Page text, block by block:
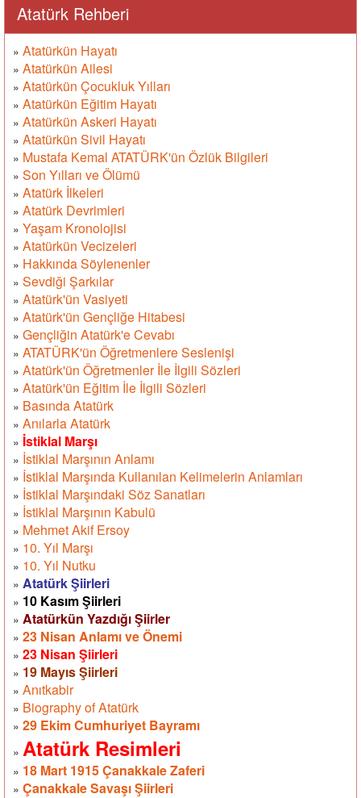
Atatürk Rehberi
» Atatürkün Hayatı
» Atatürkün Ailesi
» Atatürkün Çocukluk Yılları
» Atatürkün Eğitim Hayatı
» Atatürkün Askeri Hayatı
» Atatürkün Sivil Hayatı
» Mustafa Kemal ATATÜRK'ün Özlük Bilgileri
» Son Yılları ve Ölümü
» Atatürk İlkeleri
» Atatürk Devrimleri
» Yaşam Kronolojisi
» Atatürkün Vecizeleri
» Hakkında Söylenenler
» Sevdiği Şarkılar
» Atatürk'ün Vasiyeti
» Atatürk'ün Gençliğe Hitabesi
» Gençliğin Atatürk'e Cevabı
» ATATÜRK'ün Öğretmenlere Seslenişi
» Atatürk'ün Öğretmenler İle İlgili Sözleri
» Atatürk'ün Eğitim İle İlgili Sözleri
» Basında Atatürk
» Anılarla Atatürk
» İstiklal Marşı
» İstiklal Marşının Anlamı
» İstiklal Marşında Kullanılan Kelimelerin Anlamları
» İstiklal Marşındaki Söz Sanatları
» İstiklal Marşının Kabulü
» Mehmet Akif Ersoy
» 10. Yıl Marşı
» 10. Yıl Nutku
» Atatürk Şiirleri
» 10 Kasım Şiirleri
» Atatürkün Yazdığı Şiirler
» 23 Nisan Anlamı ve Önemi
» 23 Nisan Şiirleri
» 19 Mayıs Şiirleri
» Anıtkabir
» Biography of Atatürk
» 29 Ekim Cumhuriyet Bayramı
» Atatürk Resimleri
» 18 Mart 1915 Çanakkale Zaferi
» Çanakkale Savaşı Şiirleri